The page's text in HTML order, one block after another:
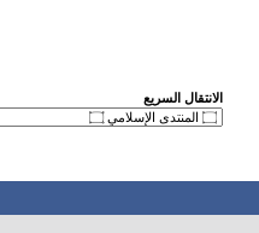
الانتقال السريع